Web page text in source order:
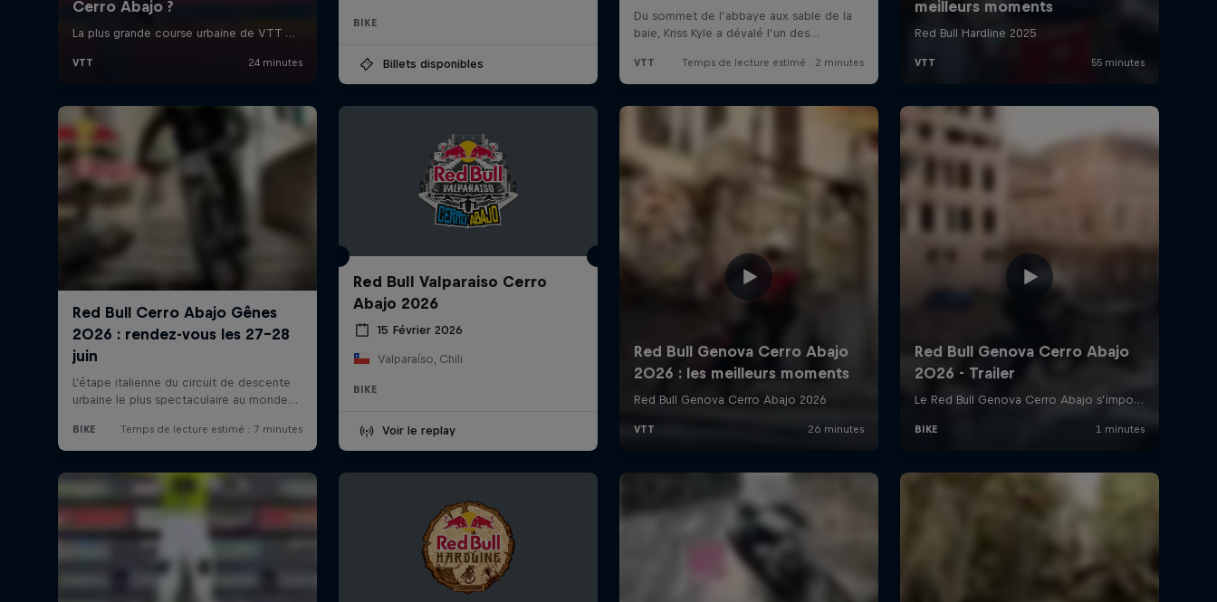
BIKE
Billets disponibles
Red Bull Valparaiso Cerro
Abajo 2026
15 Février 2026
Valparaíso, Chili
BIKE
Voir le replay